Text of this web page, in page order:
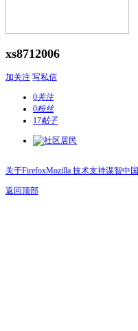
xs8712006
加关注 写私信
0关注
0粉丝
17帖子
关于FirefoxMozilla 技术支持谋智中国
返回顶部